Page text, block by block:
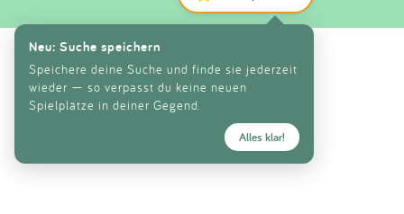
Neu: Suche speichern
Speichere deine Suche und finde sie jederzeit
wieder — so verpasst du keine neuen
Spielplätze in deiner Gegend.
Alles klar!